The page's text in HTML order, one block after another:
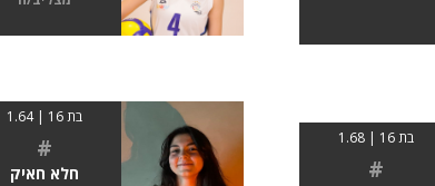
בת 16 | 1.68
#
בת 16 | 1.64
#
חלא חאיק